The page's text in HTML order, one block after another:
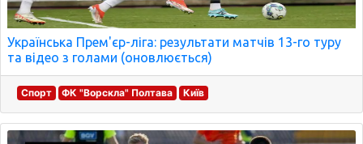
Українська Прем'єр-ліга: результати матчів 13-го туру
та відео з голами (оновлюється)
Спорт ФК "Ворскла" Полтава Київ